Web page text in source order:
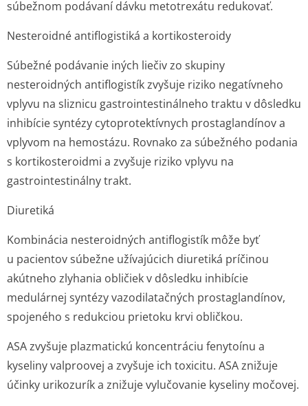
súbežnom podávaní dávku metotrexátu redukovať.
Nesteroidné antiflogistiká a kortikosteroidy
Súbežné podávanie iných liečiv zo skupiny
nesteroidných antiflogistík zvyšuje riziko negatívneho
vplyvu na sliznicu gastrointesti­nálneho traktu v dôsledku
inhibície syntézy cytoprotektívnych prostaglandínov a
vplyvom na hemostázu. Rovnako za súbežného podania
s kortikosteroidmi a zvyšuje riziko vplyvu na
gastrointesti­nálny trakt.
Diuretiká
Kombinácia nesteroidných antiflogistík môže byť
u pacientov súbežne užívajúcich diuretiká príčinou
akútneho zlyhania obličiek v dôsledku inhibície
medulárnej syntézy vazodilatačných prostaglandínov,
spojeného s redukciou prietoku krvi obličkou.
ASA zvyšuje plazmatickú koncentráciu fenytoínu a
kyseliny valproovej a zvyšuje ich toxicitu. ASA znižuje
účinky urikozurík a znižuje vylučovanie kyseliny močovej.